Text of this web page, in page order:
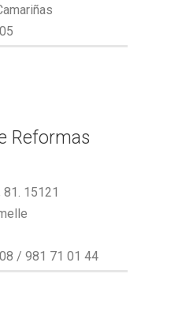
Reformas
81. 15121
/ 981 71 01 44